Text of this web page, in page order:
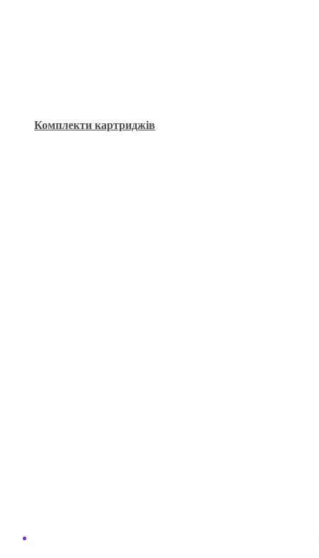
Комплекти картриджів